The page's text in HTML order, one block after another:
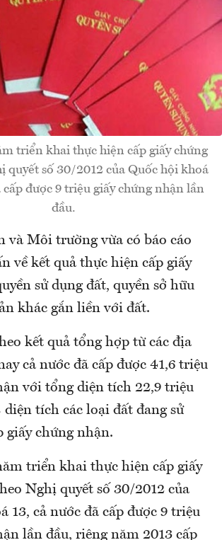
triển khai thực hiện cấp giấy chứng
quyết số 30/2012 của Quốc hội khoá
cấp được 9 triệu giấy chứng nhận lần
đầu.
và Môi trường vừa có báo cáo
về kết quả thực hiện cấp giấy
sử dụng đất, quyền sở hữu
khác gắn liền với đất.
kết quả tổng hợp từ các địa
cả nước đã cấp được 41,6 triệu
với tổng diện tích 22,9 triệu
diện tích các loại đất đang sử
giấy chứng nhận.
triển khai thực hiện cấp giấy
Nghị quyết số 30/2012 của
13, cả nước đã cấp được 9 triệu
lần đầu, riêng năm 2013 cấp